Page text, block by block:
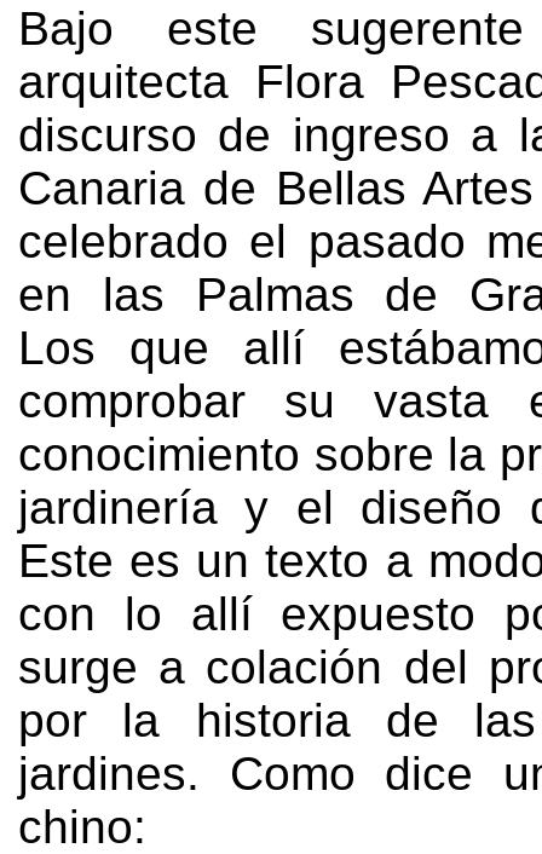
Bajo este
arquitecta Flora
discurso de ingreso a
Canaria de Bellas
celebrado el pasado
en las Palmas de
Los que allí
comprobar su vasta
conocimiento sobre la
jardinería y el diseño
Este es un texto a
con lo allí expuesto
surge a colación del
por la historia de
jardines. Como dice
chino: